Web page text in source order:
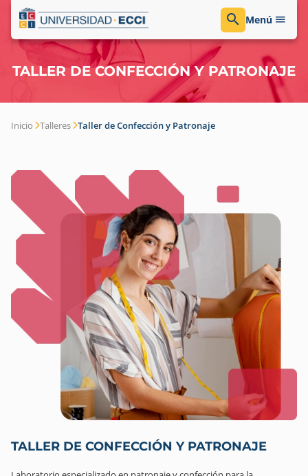
Menú
TALLER DE CONFECCIÓN Y PATRONAJE
Inicio Talleres Taller de Confección y Patronaje
TALLER DE CONFECCIÓN Y PATRONAJE